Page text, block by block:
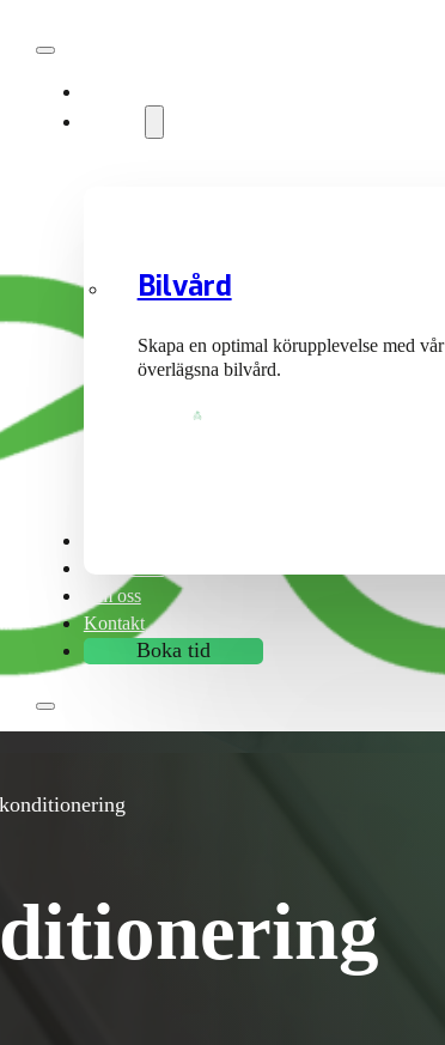
Bilvård
Skapa en optimal körupplevelse med vår
överlägsna bilvård.
Om oss
Kontakt
Boka tid